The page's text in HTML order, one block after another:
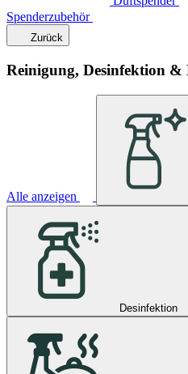
Spenderzubehör
Zurück
Reinigung, Desinfektion &
Alle anzeigen
Desinfektion